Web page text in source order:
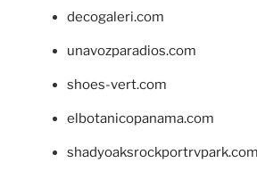
decogaleri.com
unavozparadios.com
shoes-vert.com
elbotanicopanama.com
shadyoaksrockportrvpark.com